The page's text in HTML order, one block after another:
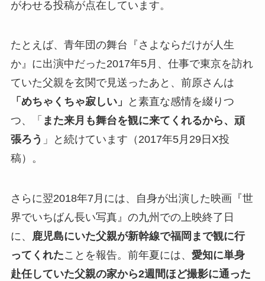
がわせる投稿が点在しています。
たとえば、青年団の舞台『さよならだけが人生
か』に出演中だった2017年5月、仕事で東京を訪れ
ていた父親を玄関で見送ったあと、前原さんは
「めちゃくちゃ寂しい」
と素直な感情を綴りつ
つ、「 また来月も舞台を観に来てくれるから、頑
張ろう 」と続けています（2017年5月29日X投
稿）。
さらに翌2018年7月には、自身が出演した映画『世
界でいちばん長い写真』の九州での上映終了日
に、 鹿児島にいた父親が新幹線で福岡まで観に行
ってくれたことを報告。前年夏には、 愛知に単身
赴任していた父親の家から2週間ほど撮影に通った